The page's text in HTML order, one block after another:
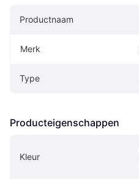
Productnaam
Merk
Type
Producteigenschappen
Kleur